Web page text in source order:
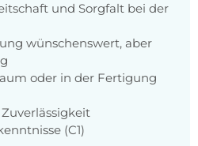
und Sorgfalt bei der
wünschenswert, aber
oder in der Fertigung
(C1)